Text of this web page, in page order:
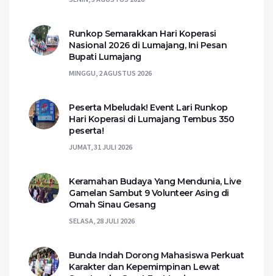
Runkop Semarakkan Hari Koperasi
Nasional 2026 di Lumajang, Ini Pesan
Bupati Lumajang
MINGGU, 2 AGUSTUS 2026
Peserta Mbeludak! Event Lari Runkop
Hari Koperasi di Lumajang Tembus 350
peserta!
JUMAT, 31 JULI 2026
Keramahan Budaya Yang Mendunia, Live
Gamelan Sambut 9 Volunteer Asing di
Omah Sinau Gesang
SELASA, 28 JULI 2026
Bunda Indah Dorong Mahasiswa Perkuat
Karakter dan Kepemimpinan Lewat